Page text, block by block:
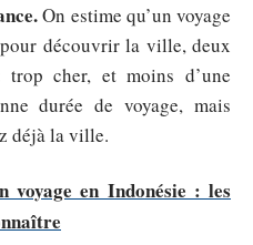
On estime qu’un voyage
découvrir la ville, deux
trop cher, et moins d’une
durée de voyage, mais
déjà la ville.
voyage en Indonésie : les